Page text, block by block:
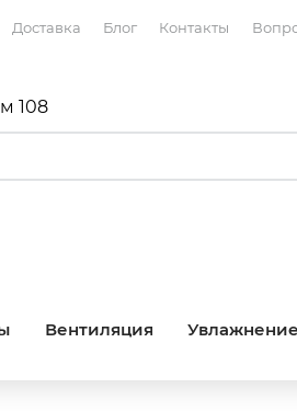
Доставка Блог Контакты
108
Вентиляция